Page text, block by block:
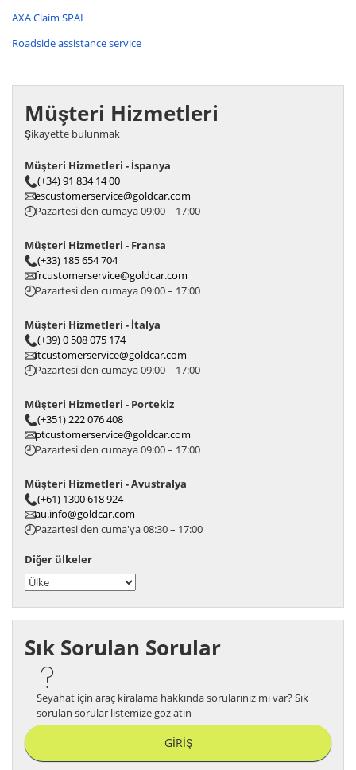
AXA Claim SPAI
Roadside assistance service
Müşteri Hizmetleri
Şikayette bulunmak
Müşteri Hizmetleri - İspanya
(+34) 91 834 14 00
escustomerservice@goldcar.com
Pazartesi'den cumaya 09:00 – 17:00
Müşteri Hizmetleri - Fransa
(+33) 185 654 704
frcustomerservice@goldcar.com
Pazartesi'den cumaya 09:00 – 17:00
Müşteri Hizmetleri - İtalya
(+39) 0 508 075 174
itcustomerservice@goldcar.com
Pazartesi'den cumaya 09:00 – 17:00
Müşteri Hizmetleri - Portekiz
(+351) 222 076 408
ptcustomerservice@goldcar.com
Pazartesi'den cumaya 09:00 – 17:00
Müşteri Hizmetleri - Avustralya
(+61) 1300 618 924
au.info@goldcar.com
Pazartesi'den cuma'ya 08:30 – 17:00
Diğer ülkeler
Sık Sorulan Sorular
Seyahat için araç kiralama hakkında sorularınız mı var? Sık
sorulan sorular listemize göz atın
GIRIŞ